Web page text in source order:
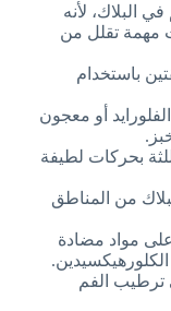
البلاك، لأنه
مهمة تقلل من
باستخدام
أو معجون
تجاه اللثة بحركات لطيفة
من المناطق
مواد مضادة
الكلورهيكسيدين.
ترطيب الفم